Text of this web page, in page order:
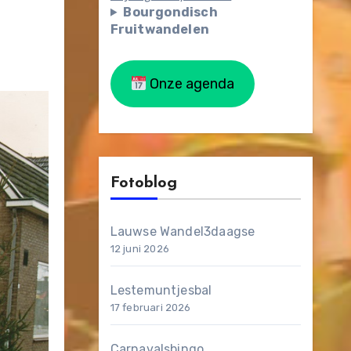
Bourgondisch
Fruitwandelen
Onze agenda
Fotoblog
Lauwse Wandel3daagse
12 juni 2026
Lestemuntjesbal
17 februari 2026